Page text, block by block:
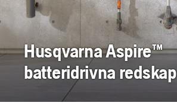
Husqvarna Aspire™
batteridrivna redskap